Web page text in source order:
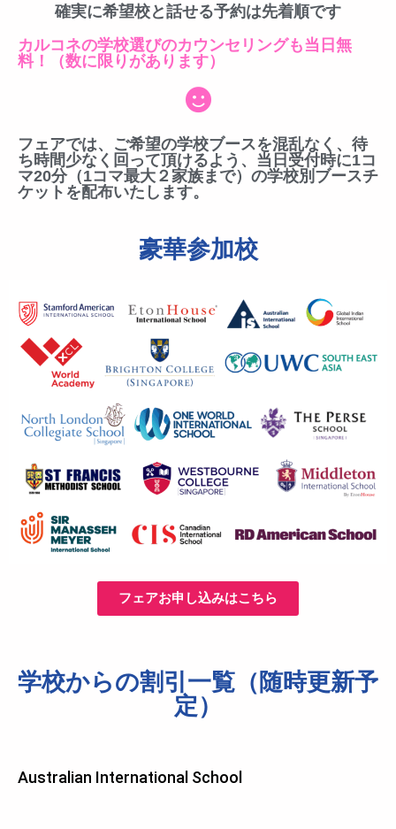
確実に希望校と話せる予約は先着順です
カルコネの学校選びのカウンセリングも当日無
料！（数に限りがあります）
フェアでは、ご希望の学校ブースを混乱なく、待
ち時間少なく回って頂けるよう、当日受付時に1コ
マ20分（1コマ最大２家族まで）の学校別ブースチ
ケットを配布いたします。
豪華参加校
フェアお申し込みはこちら
学校からの割引一覧（随時更新予
定）
Australian International School